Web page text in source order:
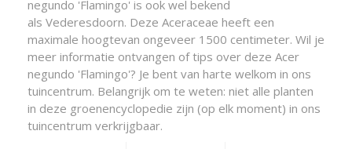
negundo 'Flamingo' is ook wel bekend
als Vederesdoorn. Deze Aceraceae heeft een
maximale hoogtevan ongeveer 1500 centimeter. Wil je
meer informatie ontvangen of tips over deze Acer
negundo 'Flamingo'? Je bent van harte welkom in ons
tuincentrum. Belangrijk om te weten: niet alle planten
in deze groenencyclopedie zijn (op elk moment) in ons
tuincentrum verkrijgbaar.